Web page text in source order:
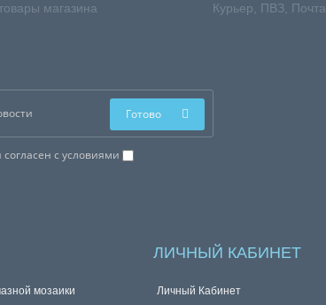
магазина Курьер, ПВЗ, Почта
согласен с условиями
Готово
мозаики
ЛИЧНЫЙ КАБИНЕТ
Личный Кабинет